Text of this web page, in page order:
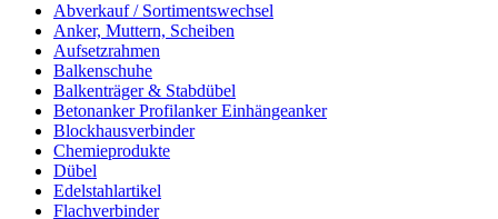
Abverkauf / Sortimentswechsel
Anker, Muttern, Scheiben
Aufsetzrahmen
Balkenschuhe
Balkenträger & Stabdübel
Betonanker Profilanker Einhängeanker
Blockhausverbinder
Chemieprodukte
Dübel
Edelstahlartikel
Flachverbinder